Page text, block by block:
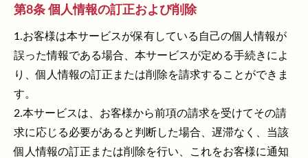
第8条 個人情報の訂正および削除
1.お客様は本サービスが保有している自己の個人情報が
誤った情報である場合、本サービスが定める手続きによ
り、個人情報の訂正または削除を請求することができま
す。
2.本サービスは、お客様から前項の請求を受けてその請
求に応じる必要があると判断した場合、遅滞なく、当該
個人情報の訂正または削除を行い、これをお客様に通知